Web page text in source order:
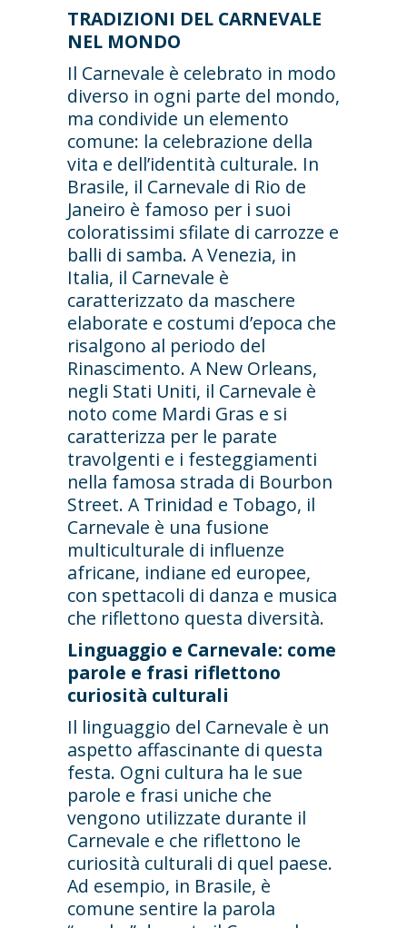
TRADIZIONI DEL CARNEVALE
NEL MONDO
Il Carnevale è celebrato in modo
diverso in ogni parte del mondo,
ma condivide un elemento
comune: la celebrazione della
vita e dell’identità culturale. In
Brasile, il Carnevale di Rio de
Janeiro è famoso per i suoi
coloratissimi sfilate di carrozze e
balli di samba. A Venezia, in
Italia, il Carnevale è
caratterizzato da maschere
elaborate e costumi d’epoca che
risalgono al periodo del
Rinascimento. A New Orleans,
negli Stati Uniti, il Carnevale è
noto come Mardi Gras e si
caratterizza per le parate
travolgenti e i festeggiamenti
nella famosa strada di Bourbon
Street. A Trinidad e Tobago, il
Carnevale è una fusione
multiculturale di influenze
africane, indiane ed europee,
con spettacoli di danza e musica
che riflettono questa diversità.
Linguaggio e Carnevale: come
parole e frasi riflettono
curiosità culturali
Il linguaggio del Carnevale è un
aspetto affascinante di questa
festa. Ogni cultura ha le sue
parole e frasi uniche che
vengono utilizzate durante il
Carnevale e che riflettono le
curiosità culturali di quel paese.
Ad esempio, in Brasile, è
comune sentire la parola